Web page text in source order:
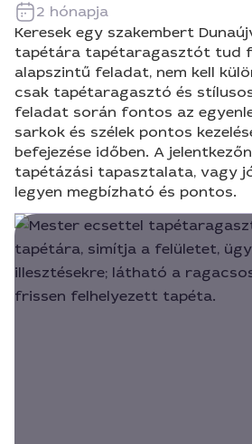
2 hónapja
Keresek egy szakembert
tapétára tapétaragasztót tud
alapszintű feladat, nem kell
csak tapétaragasztó és
feladat során fontos az
sarkok és szélek pontos
befejezése időben. A
tapétázási tapasztalata, vagy
legyen megbízható és pontos.